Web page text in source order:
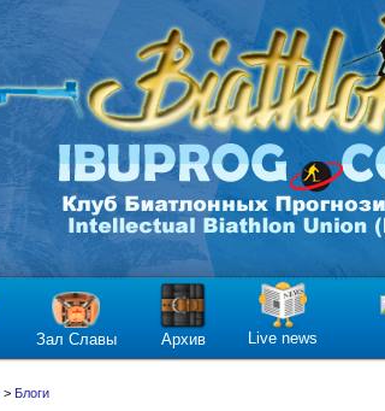
Зал Славы Архив Live news
> Блоги